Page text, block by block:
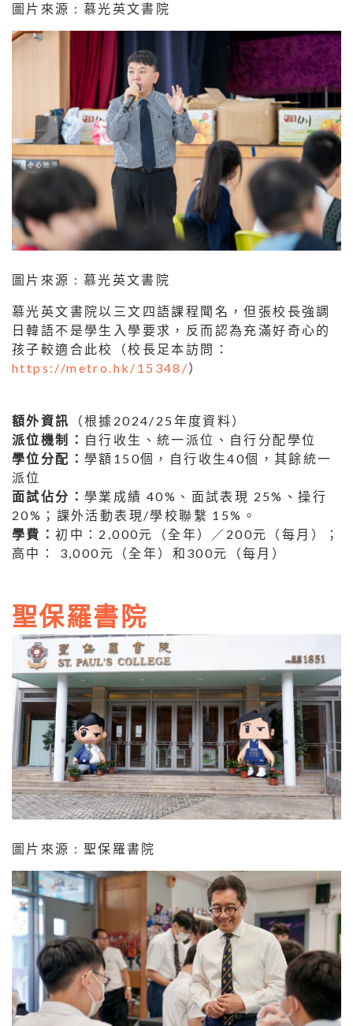
圖片來源 : 慕光英文書院
圖片來源 : 慕光英文書院
慕光英文書院以三文四語課程聞名，但張校長強調
日韓語不是學生入學要求，反而認為充滿好奇心的
孩子較適合此校（校長足本訪問：
https://metro.hk/15348/）
額外資訊
（根據2024/25年度資料）
派位機制： 自行收生、統一派位、自行分配學位
學位分配： 學額150個，自行收生40個，其餘統一
派位
面試佔分： 學業成績 40%、面試表現 25%、操行
20%；課外活動表現/學校聯繫 15%。
學費：初中：2,000元（全年）／200元（每月）；
高中： 3,000元（全年）和300元（每月）
聖保羅書院
圖片來源 : 聖保羅書院